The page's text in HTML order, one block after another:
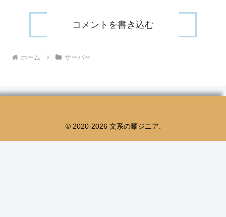
コメントを書き込む
ホーム サーバー
© 2020-2026 文系の麺ジニア.